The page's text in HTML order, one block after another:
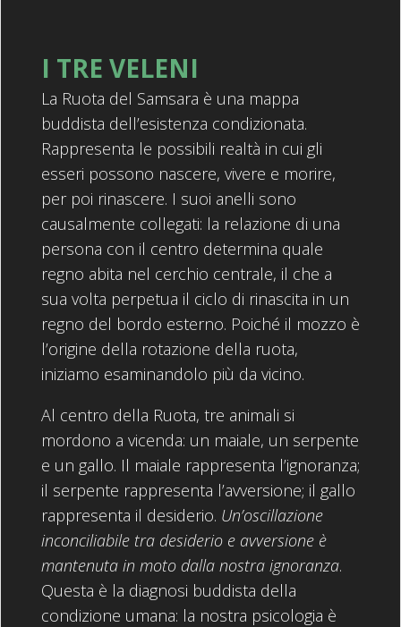
I TRE VELENI
La Ruota del Samsara è una mappa
buddista dell’esistenza condizionata.
Rappresenta le possibili realtà in cui gli
esseri possono nascere, vivere e morire,
per poi rinascere. I suoi anelli sono
causalmente collegati: la relazione di una
persona con il centro determina quale
regno abita nel cerchio centrale, il che a
sua volta perpetua il ciclo di rinascita in un
regno del bordo esterno. Poiché il mozzo è
l’origine della rotazione della ruota,
iniziamo esaminandolo più da vicino.
Al centro della Ruota, tre animali si
mordono a vicenda: un maiale, un serpente
e un gallo. Il maiale rappresenta l’ignoranza;
il serpente rappresenta l’avversione; il gallo
rappresenta il desiderio. Un’oscillazione
inconciliabile tra desiderio e avversione è
mantenuta in moto dalla nostra ignoranza.
Questa è la diagnosi buddista della
condizione umana: la nostra psicologia è